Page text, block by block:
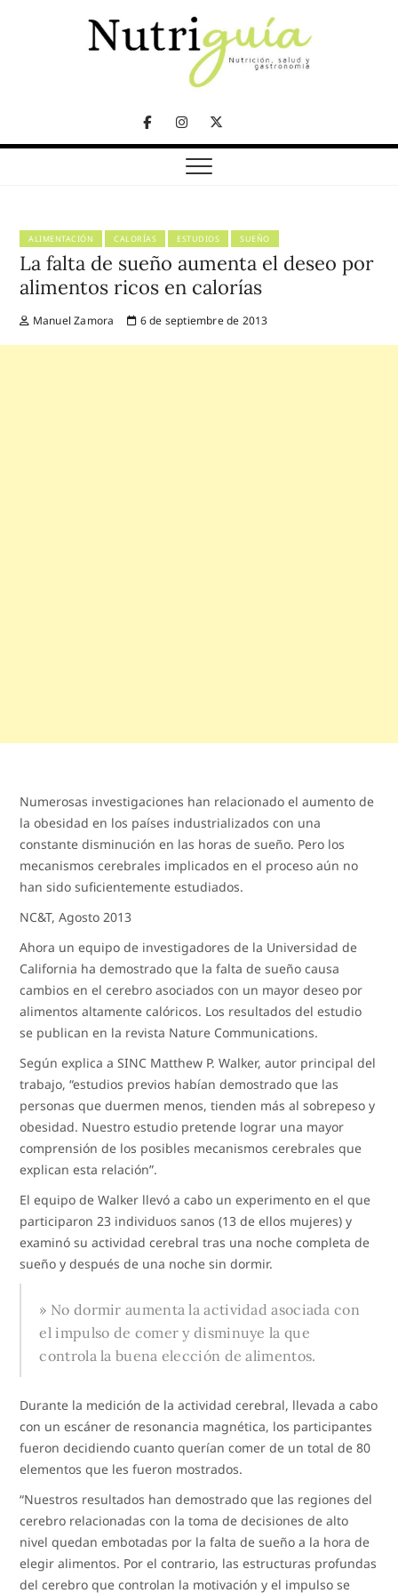
FacebookInstagram
Twitter
Telegram
Nutriguía (Desde
2002)
ALIMENTACIÓN CALORÍAS ESTUDIOS SUEÑO
La falta de sueño aumenta el deseo por
alimentos ricos en calorías
Manuel Zamora 6 de septiembre de 2013
Numerosas investigaciones han relacionado el aumento de
la obesidad en los países industrializados con una
constante disminución en las horas de sueño. Pero los
mecanismos cerebrales implicados en el proceso aún no
han sido suficientemente estudiados.
NC&T, Agosto 2013
Ahora un equipo de investigadores de la Universidad de
California ha demostrado que la falta de sueño causa
cambios en el cerebro asociados con un mayor deseo por
alimentos altamente calóricos. Los resultados del estudio
se publican en la revista Nature Communications.
Según explica a SINC Matthew P. Walker, autor principal del
trabajo, “estudios previos habían demostrado que las
personas que duermen menos, tienden más al sobrepeso y
obesidad. Nuestro estudio pretende lograr una mayor
comprensión de los posibles mecanismos cerebrales que
explican esta relación”.
El equipo de Walker llevó a cabo un experimento en el que
participaron 23 individuos sanos (13 de ellos mujeres) y
examinó su actividad cerebral tras una noche completa de
sueño y después de una noche sin dormir.
» No dormir aumenta la actividad asociada con
el impulso de comer y disminuye la que
controla la buena elección de alimentos.
Durante la medición de la actividad cerebral, llevada a cabo
con un escáner de resonancia magnética, los participantes
fueron decidiendo cuanto querían comer de un total de 80
elementos que les fueron mostrados.
“Nuestros resultados han demostrado que las regiones del
cerebro relacionadas con la toma de decisiones de alto
nivel quedan embotadas por la falta de sueño a la hora de
elegir alimentos. Por el contrario, las estructuras profundas
del cerebro que controlan la motivación y el impulso se